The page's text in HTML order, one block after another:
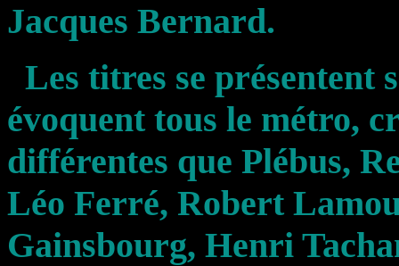
Jacques Bernard.
Les titres se présentent
évoquent tous le métro,
différentes que Plébus,
Léo Ferré, Robert
Gainsbourg, Henri